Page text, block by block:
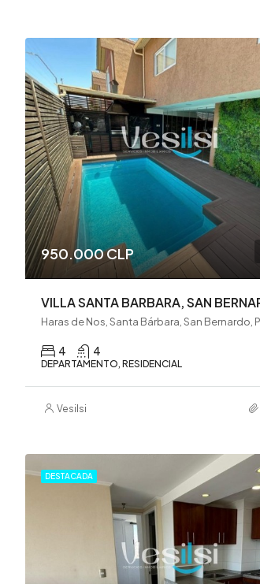
950.000 CLP
4 4
DEPARTAMENTO, RESIDENCIAL
Vesilsi
DESTACADA